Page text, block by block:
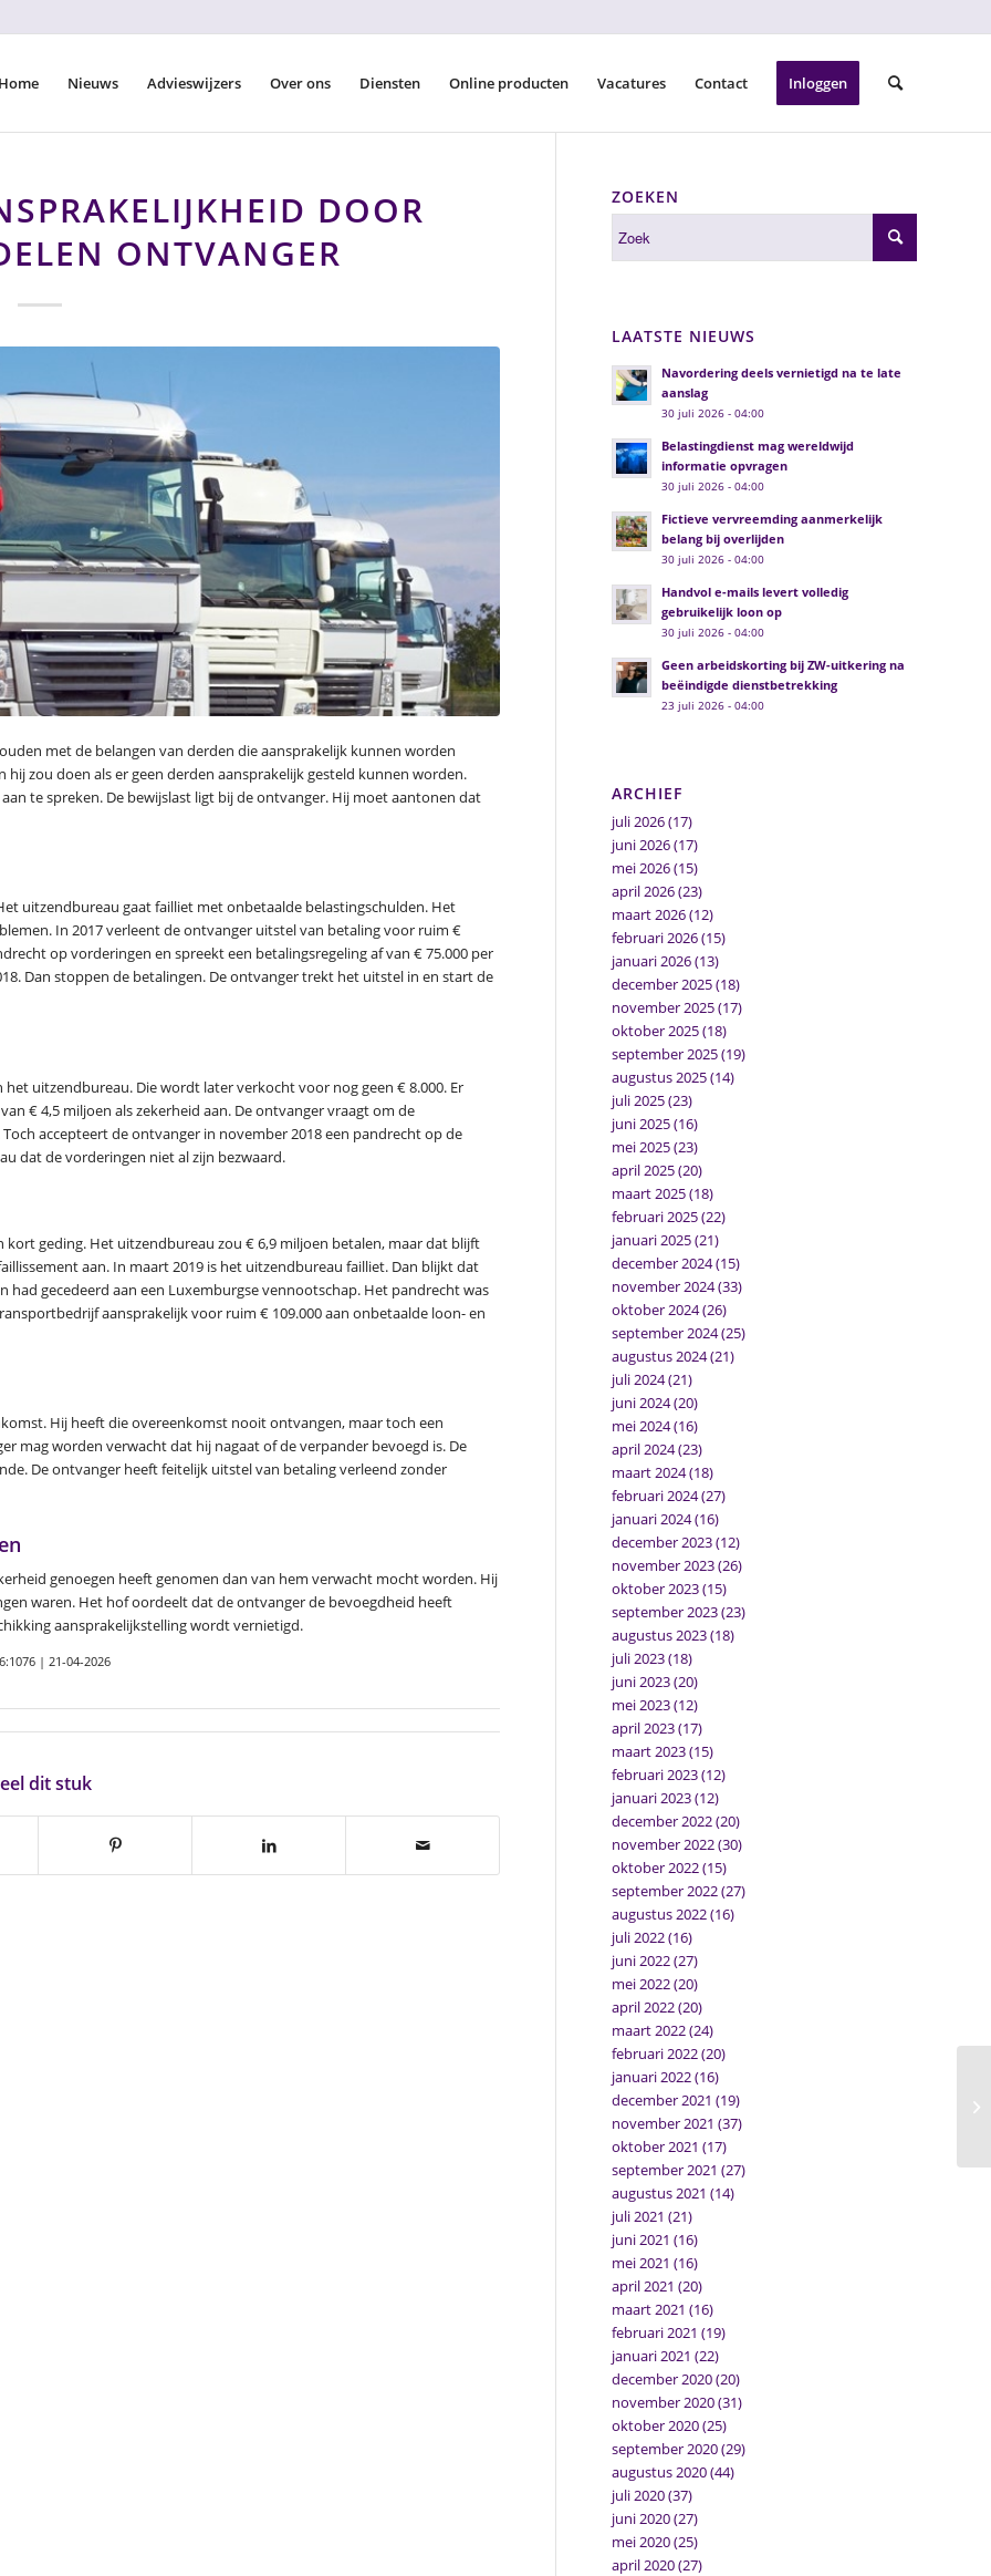
Home Nieuws Advieswijzers Over ons Diensten Online producten Vacatures Contact Inloggen
DOOR
ONTVANGER
met de belangen van derden die aansprakelijk kunnen worden
zou doen als er geen derden aansprakelijk gesteld kunnen worden.
te spreken. De bewijslast ligt bij de ontvanger. Hij moet aantonen dat
uitzendbureau gaat failliet met onbetaalde belastingschulden. Het
In 2017 verleent de ontvanger uitstel van betaling voor ruim €
op vorderingen en spreekt een betalingsregeling af van € 75.000 per
Dan stoppen de betalingen. De ontvanger trekt het uitstel in en start de
uitzendbureau. Die wordt later verkocht voor nog geen € 8.000. Er
€ 4,5 miljoen als zekerheid aan. De ontvanger vraagt om de
accepteert de ontvanger in november 2018 een pandrecht op de
dat de vorderingen niet al zijn bezwaard.
geding. Het uitzendbureau zou € 6,9 miljoen betalen, maar dat blijft
aan. In maart 2019 is het uitzendbureau failliet. Dan blijkt dat
gecedeerd aan een Luxemburgse vennootschap. Het pandrecht was
aansprakelijk voor ruim € 109.000 aan onbetaalde loon- en
Hij heeft die overeenkomst nooit ontvangen, maar toch een
mag worden verwacht dat hij nagaat of de verpander bevoegd is. De
De ontvanger heeft feitelijk uitstel van betaling verleend zonder
genoegen heeft genomen dan van hem verwacht mocht worden. Hij
waren. Het hof oordeelt dat de ontvanger de bevoegdheid heeft
aansprakelijkstelling wordt vernietigd.
| 21-04-2026
dit stuk
ZOEKEN
LAATSTE NIEUWS
Navordering deels vernietigd na te late
aanslag
30 juli 2026 - 04:00
Belastingdienst mag wereldwijd
informatie opvragen
30 juli 2026 - 04:00
Fictieve vervreemding aanmerkelijk
belang bij overlijden
30 juli 2026 - 04:00
Handvol e-mails levert volledig
gebruikelijk loon op
30 juli 2026 - 04:00
Geen arbeidskorting bij ZW-uitkering na
beëindigde dienstbetrekking
23 juli 2026 - 04:00
ARCHIEF
juli 2026(17)
juni 2026(17)
mei 2026(15)
april 2026(23)
maart 2026(12)
februari 2026(15)
januari 2026(13)
december 2025(18)
november 2025(17)
oktober 2025(18)
september 2025(19)
augustus 2025(14)
juli 2025(23)
juni 2025(16)
mei 2025(23)
april 2025(20)
maart 2025(18)
februari 2025(22)
januari 2025(21)
december 2024(15)
november 2024(33)
oktober 2024(26)
september 2024(25)
augustus 2024(21)
juli 2024(21)
juni 2024(20)
mei 2024(16)
april 2024(23)
maart 2024(18)
februari 2024(27)
januari 2024(16)
december 2023(12)
november 2023(26)
oktober 2023(15)
september 2023(23)
augustus 2023(18)
juli 2023(18)
juni 2023(20)
mei 2023(12)
april 2023(17)
maart 2023(15)
februari 2023(12)
januari 2023(12)
december 2022(20)
november 2022(30)
oktober 2022(15)
september 2022(27)
augustus 2022(16)
juli 2022(16)
juni 2022(27)
mei 2022(20)
april 2022(20)
maart 2022(24)
februari 2022(20)
januari 2022(16)
december 2021 (19)
november 2021 (37)
oktober 2021 (17)
september 2021 (27)
augustus 2021 (14)
juli 2021 (21)
juni 2021 (16)
mei 2021 (16)
april 2021 (20)
maart 2021 (16)
februari 2021 (19)
januari 2021 (22)
december 2020(20)
november 2020(31)
oktober 2020(25)
september 2020(29)
augustus 2020(44)
juli 2020(37)
juni 2020(27)
mei 2020(25)
april 2020(27)